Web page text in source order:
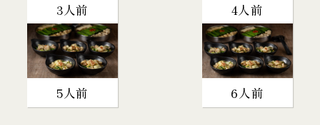
3人前 4人前
5人前 6人前